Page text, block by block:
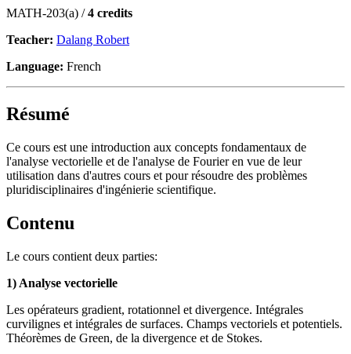
MATH-203(a) /4 credits
Teacher: Dalang Robert
Language: French
Résumé
Ce cours est une introduction aux concepts fondamentaux de
l'analyse vectorielle et de l'analyse de Fourier en vue de leur
utilisation dans d'autres cours et pour résoudre des problèmes
pluridisciplinaires d'ingénierie scientifique.
Contenu
Le cours contient deux parties:
1) Analyse vectorielle
Les opérateurs gradient, rotationnel et divergence. Intégrales
curvilignes et intégrales de surfaces. Champs vectoriels et potentiels.
Théorèmes de Green, de la divergence et de Stokes.